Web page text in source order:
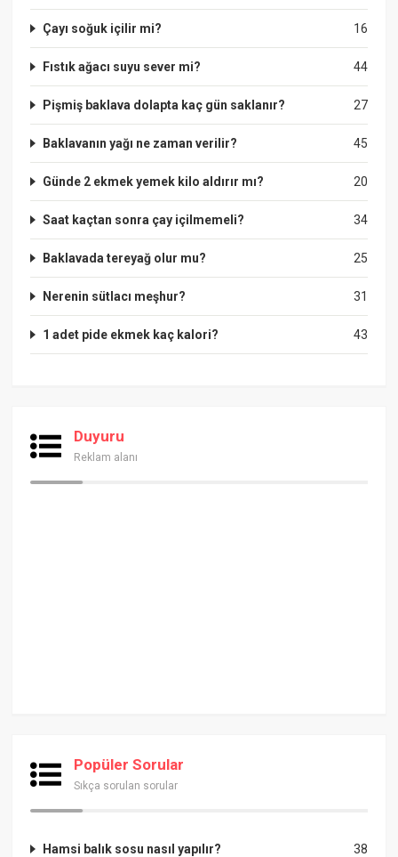
16
Çayı soğuk içilir mi?
44
Fıstık ağacı suyu sever mi?
27
Pişmiş baklava dolapta kaç gün saklanır?
45
Baklavanın yağı ne zaman verilir?
20
Günde 2 ekmek yemek kilo aldırır mı?
34
Saat kaçtan sonra çay içilmemeli?
25
Baklavada tereyağ olur mu?
31
Nerenin sütlacı meşhur?
43
1 adet pide ekmek kaç kalori?
Duyuru
Reklam alanı
Popüler Sorular
Sıkça sorulan sorular
38
Hamsi balık sosu nasıl yapılır?